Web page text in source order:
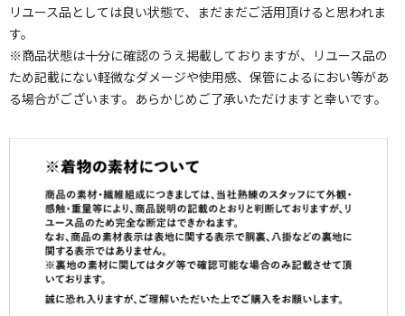
リユース品としては良い状態で、まだまだご活用頂けると思われま
す。
※商品状態は十分に確認のうえ掲載しておりますが、リユース品の
ため記載にない軽微なダメージや使用感、保管によるにおい等があ
る場合がございます。あらかじめご了承いただけますと幸いです。